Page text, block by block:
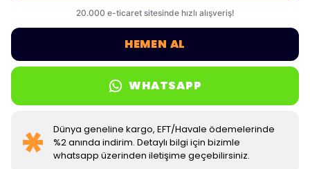
HEMEN AL
WHATSAPP
Dünya geneline kargo, EFT/Havale ödemelerinde
%2 anında indirim. Detaylı bilgi için bizimle
whatsapp üzerinden iletişime geçebilirsiniz.